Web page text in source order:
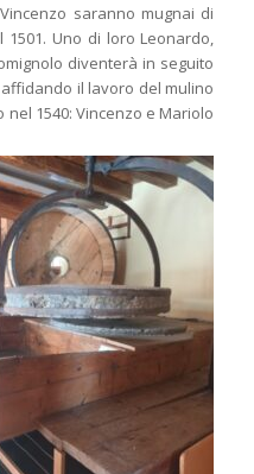
saranno mugnai di
Uno di loro Leonardo,
diventerà in seguito
il lavoro del mulino
1540: Vincenzo e Mariolo